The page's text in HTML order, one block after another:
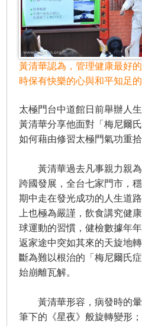
黃清華認為，管理健康最好
時保有快樂的心與和平知足的
太極門台中道館日前舉辦人
黃清華分享他面對「梅尼爾
如何藉由修習太極門氣功重拾
黃清華過去凡事親力親為
跨國發展，全台七家門市，
期中走在發光成功的人生道
上也極為嚴謹，飲食講究健
球運動的習慣，健檢數據年
返家途中突如其來的天旋地
斷為難以根治的「梅尼爾氏
始崩離瓦解。
黃清華形容，病發時的暈
筆下的《星夜》般旋轉變形